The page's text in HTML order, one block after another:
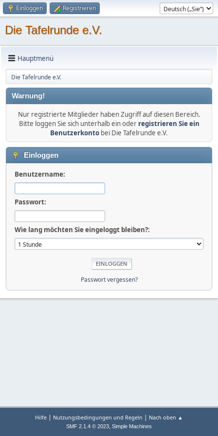
Einloggen Registrieren
Die Tafelrunde e.V.
Hauptmenü
Die Tafelrunde e.V.
Warnung!
Nur registrierte Mitglieder haben Zugriff auf diesen Bereich.
Bitte loggen Sie sich unterhalb ein oder registrieren Sie ein
Benutzerkonto bei Die Tafelrunde e.V.
Einloggen
Benutzername:
Passwort:
Wie lang möchten Sie eingeloggt bleiben?:
Passwort vergessen?
Hilfe | Nutzungsbedingungen und Regeln | Nach oben ▲
SMF 2.1.4 © 2023, Simple Machines